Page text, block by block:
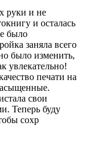
руки и не
и осталась
было
заняла всего
было изменить,
увлекательно!
печати на
свои
Теперь буду
сохр